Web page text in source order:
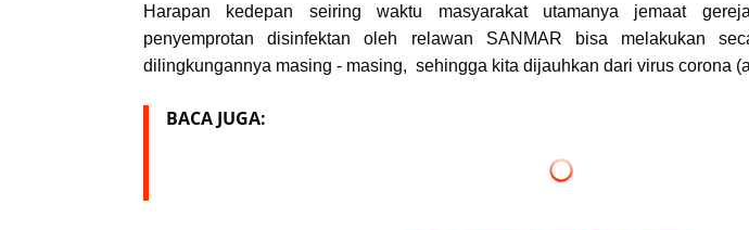
Harapan kedepan seiring waktu masyarakat utamanya jemaat
penyemprotan disinfektan oleh relawan SANMAR bisa melakukan
dilingkungannya masing - masing, sehingga kita dijauhkan dari virus corona
BACA JUGA: